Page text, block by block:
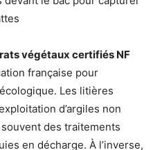
végétaux certifiés NF
française pour
Les litières
d’argiles non
des traitements
en décharge. À l’inverse,